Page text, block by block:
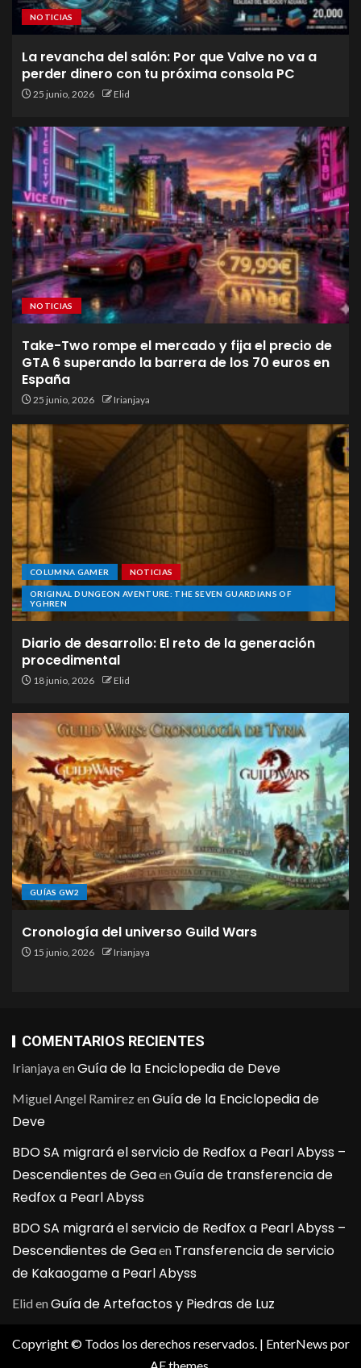
NOTICIAS
La revancha del salón: Por que Valve no va a
perder dinero con tu próxima consola PC
25 junio, 2026 Elid
NOTICIAS
Take-Two rompe el mercado y fija el precio de
GTA 6 superando la barrera de los 70 euros en
España
25 junio, 2026 Irianjaya
COLUMNA GAMER NOTICIAS
ORIGINAL DUNGEON AVENTURE: THE SEVEN GUARDIANS OF
YGHREN
Diario de desarrollo: El reto de la generación
procedimental
18 junio, 2026 Elid
GUÍAS GW2
Cronología del universo Guild Wars
15 junio, 2026 Irianjaya
COMENTARIOS RECIENTES
IrianjayaenGuía de la Enciclopedia de Deve
Miguel Angel RamirezenGuía de la Enciclopedia de
Deve
BDO SA migrará el servicio de Redfox a Pearl Abyss –
Descendientes de GeaenGuía de transferencia de
Redfox a Pearl Abyss
BDO SA migrará el servicio de Redfox a Pearl Abyss –
Descendientes de Geaen Transferencia de servicio
de Kakaogame a Pearl Abyss
ElidenGuía de Artefactos y Piedras de Luz
Copyright © Todos los derechos reservados. | EnterNews por